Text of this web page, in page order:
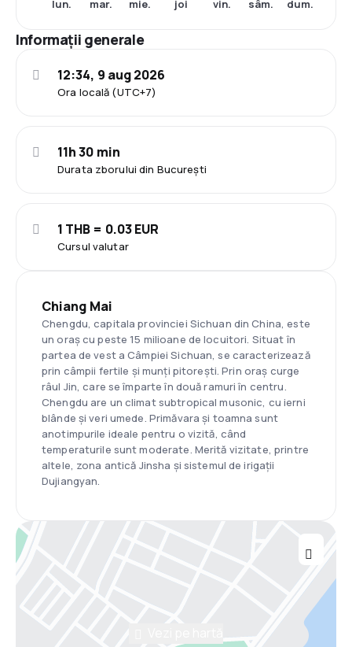
lun. mar. mie. joi vin. sâm. dum.
Informații generale
Ora locală (UTC+7)
12:34, 9 aug 2026
Durata zborului din București
11h 30 min
Cursul valutar
1 THB = 0.03 EUR
Chiang Mai
Chengdu, capitala provinciei Sichuan din China, este
un oraș cu peste 15 milioane de locuitori. Situat în
partea de vest a Câmpiei Sichuan, se caracterizează
prin câmpii fertile și munți pitorești. Prin oraș curge
râul Jin, care se împarte în două ramuri în centru.
Chengdu are un climat subtropical musonic, cu ierni
blânde și veri umede. Primăvara și toamna sunt
anotimpurile ideale pentru o vizită, când
temperaturile sunt moderate. Merită vizitate, printre
altele, zona antică Jinsha și sistemul de irigații
Dujiangyan.